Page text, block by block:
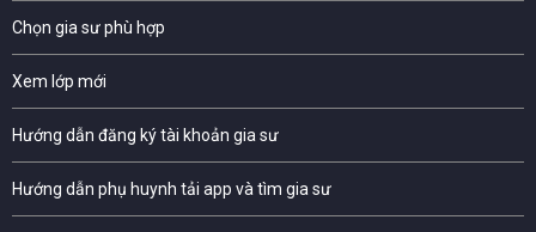
Chọn gia sư phù hợp
Xem lớp mới
Hướng dẫn đăng ký tài khoản gia sư
Hướng dẫn phụ huynh tải app và tìm gia sư